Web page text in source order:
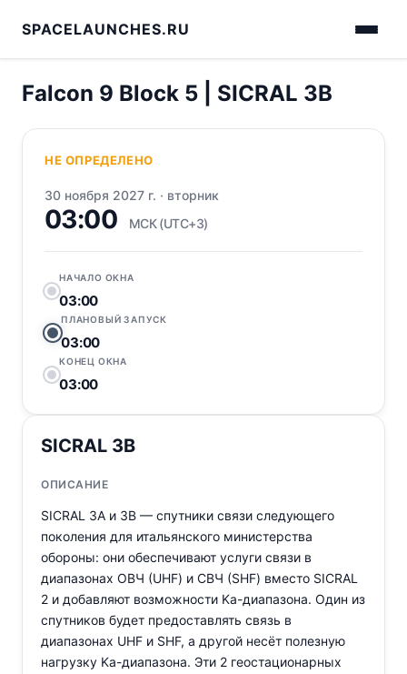
SPACELAUNCHES.RU
Falcon 9 Block 5 | SICRAL 3B
НЕ ОПРЕДЕЛЕНО
30 ноября 2027 г. · вторник
03:00 МСК (UTC+3)
НАЧАЛО ОКНА
03:00
ПЛАНОВЫЙ ЗАПУСК
03:00
КОНЕЦ ОКНА
03:00
SICRAL 3B
ОПИСАНИЕ
SICRAL 3A и 3B — спутники связи следующего
поколения для итальянского министерства
обороны: они обеспечивают услуги связи в
диапазонах ОВЧ (UHF) и СВЧ (SHF) вместо SICRAL
2 и добавляют возможности Ka-диапазона. Один из
спутников будет предоставлять связь в
диапазонах UHF и SHF, а другой несёт полезную
нагрузку Ka-диапазона. Эти 2 геостационарных